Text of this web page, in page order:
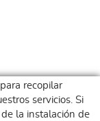
recopilar
servicios. Si
la instalación de